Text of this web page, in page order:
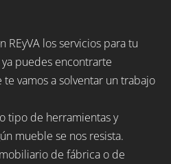
REyVA los servicios para tu
puedes encontrarte
vamos a solventar un trabajo
tipo de herramientas y
mueble se nos resista.
de fábrica o de